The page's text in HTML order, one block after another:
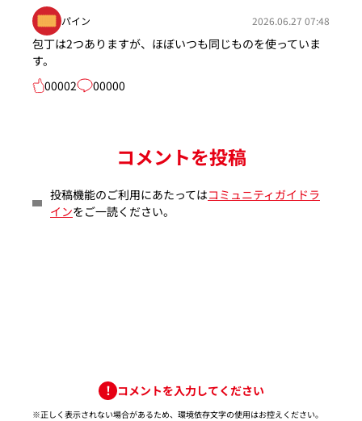
パイン 2026.06.27 07:48
包丁は2つありますが、ほぼいつも同じものを使っていま
す。
00002
00000
コメントを投稿
投稿機能のご利用にあたってはコミュニティガイドラ
インをご一読ください。
コメントを入力してください
※正しく表示されない場合があるため、環境依存文字の使用はお控えください。​